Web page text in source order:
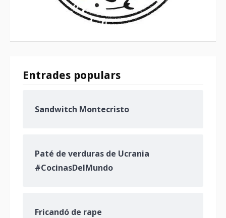
Entrades populars
Sandwitch Montecristo
Paté de verduras de Ucrania
#CocinasDelMundo
Fricandó de rape